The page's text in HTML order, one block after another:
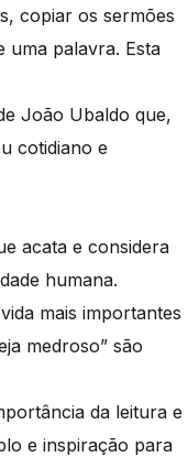
copiar os sermões
uma palavra. Esta
João Ubaldo que,
cotidiano e
acata e considera
humana.
mais importantes
medroso” são
da leitura e
e inspiração para